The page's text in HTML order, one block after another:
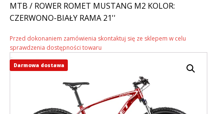
MTB / ROWER ROMET MUSTANG M2 KOLOR:
CZERWONO-BIAŁY RAMA 21''
Przed dokonaniem zamówienia skontaktuj się ze sklepem w celu
sprawdzenia dostępności towaru
Darmowa dostawa